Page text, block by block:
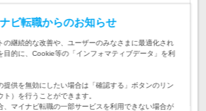
万～45.1万円＋賞与2回 《エリア3》 …
は未経験入社！「自分の学歴や職歴に自信がな
う方も研修等で成長できます！
ビ転職からのお知らせ
の継続的な改善や、ユーザーのみなさまに最適化され
目的に、Cookie等の「インフォマティブデータ」を利
提供を無効にしたい場合は「確認する」ボタンのリン
）を行うことができます。
マイナビ転職の一部サービスを利用できない場合が